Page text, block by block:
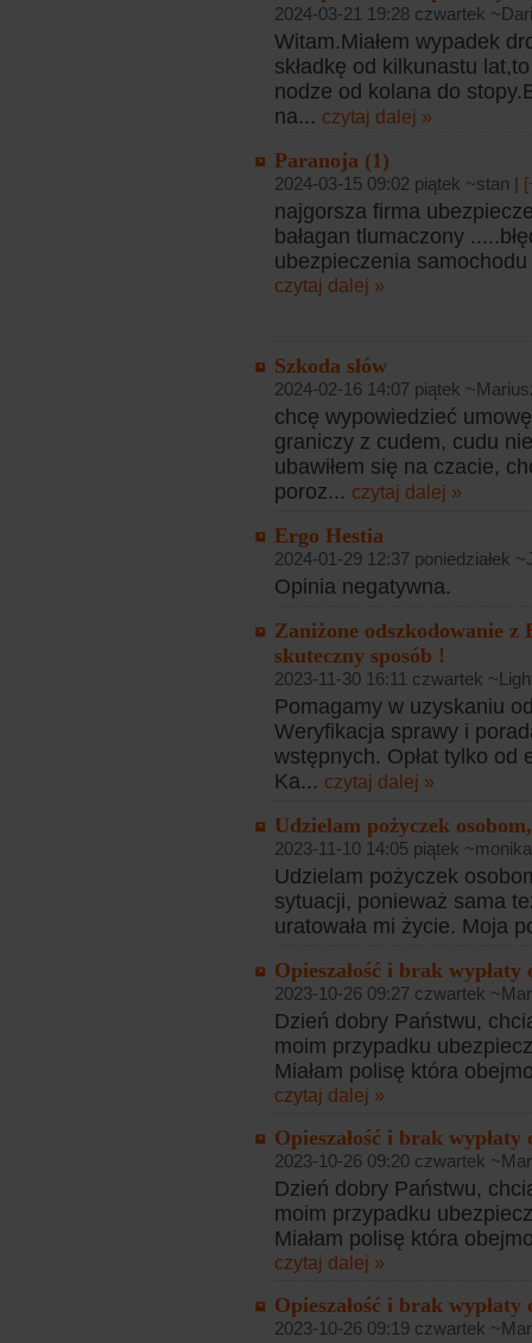
2024-03-21 19:28 czwartek
Witam.Miałem wypadek
składkę od kilkunastu
nodze od kolana do
na... czytaj dalej »
Paranoja (1)
2024-03-15 09:02 piątek ~stan |
najgorsza firma
bałagan tlumaczony
ubezpieczenia
czytaj dalej »
Szkoda słów
2024-02-16 14:07 piątek
chcę wypowiedzieć
graniczy z cudem, cudu
ubawiłem się na czacie,
poroz... czytaj dalej »
Ergo Hestia
2024-01-29 12:37 poniedziałek
Opinia negatywna.
Zaniżone odszkodowanie z
skuteczny sposób !
2023-11-30 16:11 czwartek
Pomagamy w uzyskaniu
Weryfikacja sprawy i
wstępnych. Opłat tylko od
Ka... czytaj dalej »
Udzielam pożyczek
2023-11-10 14:05 piątek
Udzielam pożyczek
sytuacji, ponieważ sama
uratowała mi życie. Moja
Opieszałość i brak wypłaty
2023-10-26 09:27 czwartek
Dzień dobry Państwu,
moim przypadku
Miałam polisę która
czytaj dalej »
Opieszałość i brak wypłaty
2023-10-26 09:20 czwartek
Dzień dobry Państwu,
moim przypadku
Miałam polisę która
czytaj dalej »
Opieszałość i brak wypłaty
2023-10-26 09:19 czwartek